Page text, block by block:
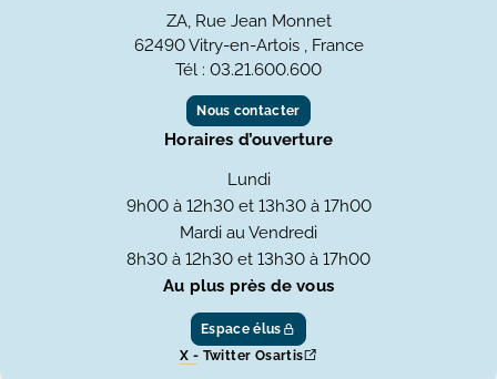
ZA, Rue Jean Monnet
62490 Vitry-en-Artois , France
Tél : 03.21.600.600
Nous contacter
Horaires d’ouverture
Lundi
9h00 à 12h30 et 13h30 à 17h00
Mardi au Vendredi
8h30 à 12h30 et 13h30 à 17h00
Au plus près de vous
Espace élus
X - Twitter Osartis